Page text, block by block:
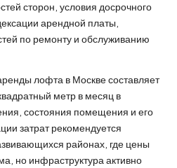
сторон, условия досрочного
арендной платы,
по ремонту и обслуживанию
лофта в Москве составляет
метр в месяц в
состояния помещения и его
затрат рекомендуется
районах, где цены
но инфраструктура активно